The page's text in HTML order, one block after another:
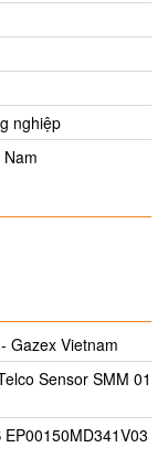
nghiệp
Gazex Vietnam
Sensor SMM 01